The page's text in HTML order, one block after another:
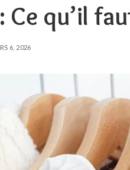
Ce qu’il
6, 2026